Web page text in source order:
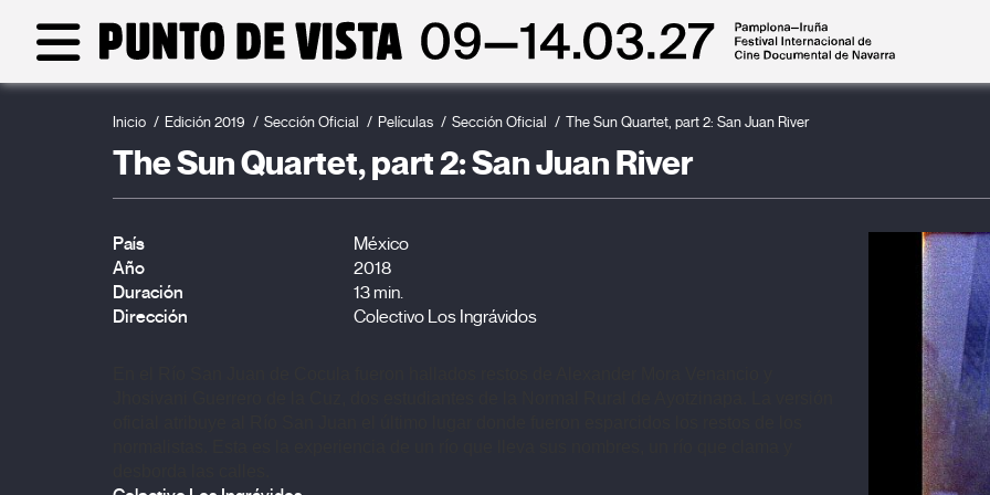
Inicio Edición 2019 Sección Oficial Películas Sección Oficial The Sun Quartet, part 2: San Juan River
The Sun Quartet, part 2: San Juan River
País
México
Año
2018
Duración
13 min.
Dirección
Colectivo Los Ingrávidos